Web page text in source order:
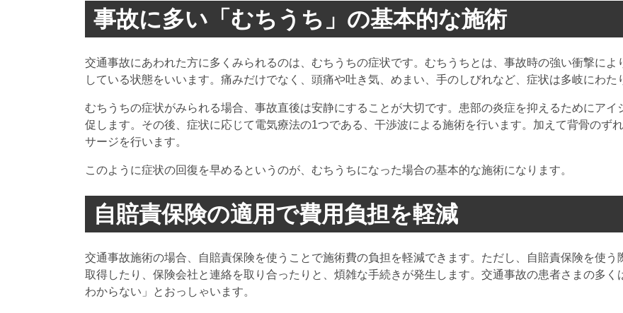
事故に多い「むちうち」の基本的な施術
交通事故にあわれた方に多くみられるのは、むちうちの症状です。むちうちとは、事故時の強い衝撃に
している状態をいいます。痛みだけでなく、頭痛や吐き気、めまい、手のしびれなど、症状は多岐にわた
むちうちの症状がみられる場合、事故直後は安静にすることが大切です。患部の炎症を抑えるためにア
促します。その後、症状に応じて電気療法の1つである、干渉波による施術を行います。加えて背骨のず
サージを行います。
このように症状の回復を早めるというのが、むちうちになった場合の基本的な施術になります。
自賠責保険の適用で費用負担を軽減
交通事故施術の場合、自賠責保険を使うことで施術費の負担を軽減できます。ただし、自賠責保険を使
取得したり、保険会社と連絡を取り合ったりと、煩雑な手続きが発生します。交通事故の患者さまの多
わからない」とおっしゃいます。